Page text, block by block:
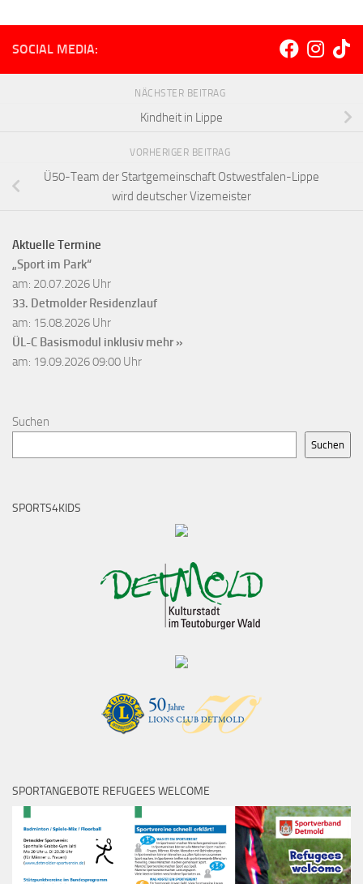
SOCIAL MEDIA:
NÄCHSTER BEITRAG
Kindheit in Lippe
VORHERIGER BEITRAG
Ü50-Team der Startgemeinschaft Ostwestfalen-Lippe
wird deutscher Vizemeister
Aktuelle Termine
„Sport im Park“
am: 20.07.2026 Uhr
33. Detmolder Residenzlauf
am: 15.08.2026 Uhr
ÜL-C Basismodul inklusiv mehr »
am: 19.09.2026 09:00 Uhr
Suchen
Suchen
SPORTS4KIDS
SPORTANGEBOTE REFUGEES WELCOME